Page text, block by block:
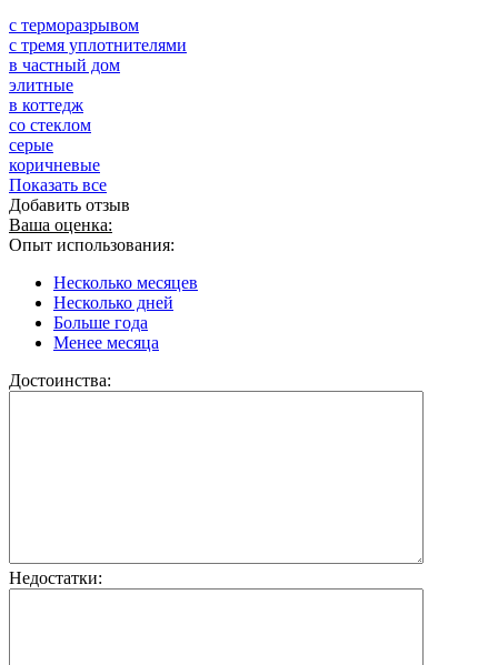
с терморазрывом
с тремя уплотнителями
в частный дом
элитные
в коттедж
со стеклом
серые
коричневые
Показать все
Добавить отзыв
Ваша оценка:
Опыт использования:
Несколько месяцев
Несколько дней
Больше года
Менее месяца
Достоинства:
Недостатки: